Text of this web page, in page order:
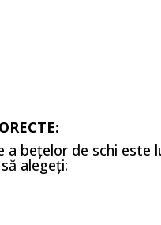
a bețelor de schi
alegeți: